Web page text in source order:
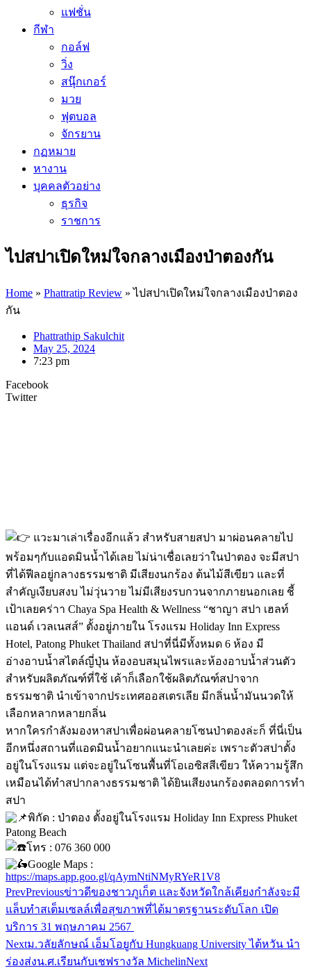
แฟชั่น
กีฬา
กอล์ฟ
วิ่ง
สนุ๊กเกอร์
มวย
ฟุตบอล
จักรยาน
กฏหมาย
หางาน
บุคคลตัวอย่าง
ธุรกิจ
ราชการ
ไปสปาเปิดใหม่ใจกลางเมืองป่าตองกัน
Home » Phattratip Review »ไปสปาเปิดใหม่ใจกลางเมืองป่าตอง
กัน
Phattrathip Sakulchit
May 25, 2024
7:23 pm
Facebook
Twitter
แวะมาเล่าเรื่องอีกแล้ว สำหรับสายสปา มาผ่อนคลายไป
พร้อมๆกับแอดมินน้ำได้เลย ไม่น่าเชื่อเลยว่าในป่าตอง จะมีสปา
ที่ได้ฟีลอยู่กลางธรรมชาติ มีเสียงนกร้อง ต้นไม้สีเขียว และที่
สำคัญเงียบสงบ ไม่วุ่นวาย ไม่มีเสียงรบกวนจากภายนอกเลย ชี้
เป้าเลยคร่าา Chaya Spa Health & Wellness “ชาญา สปา เฮลท์
แอนด์ เวลเนสส์” ตั้งอยู่ภายใน โรงแรม Holiday Inn Express
Hotel, Patong Phuket Thailand สปาที่นี่มีทั้งหมด 6 ห้อง มี
อ่างอาบน้ำสไตล์ญี่ปุ่น ห้องอบสมุนไพรและห้องอาบน้ำส่วนตัว
สำหรับผลิตภัณฑ์ที่ใช้ เค้าก็เลือกใช้ผลิตภัณฑ์สปาจาก
ธรรมชาติ นำเข้าจากประเทศออสเตรเลีย มีกลิ่นน้ำมันนวดให้
เลือกหลากหลายกลิ่น
หากใครกำลังมองหาสปาเพื่อผ่อนคลายโซนป่าตองล่ะก็ ที่นี่เป็น
อีกหนึ่งสถานที่แอดมินน้ำอยากแนะนำเลยค่ะ เพราะตัวสปาตั้ง
อยู่ในโรงแรม แต่จะอยู่ในโซนพื้นที่โอเอซิสสีเขียว ให้ความรู้สึก
เหมือนได้ทำสปากลางธรรมชาติ ได้ยินเสียงนกร้องตลอดการทำ
สปา
พิกัด : ป่าตอง ตั้งอยู่ในโรงแรม Holiday Inn Express Phuket
Patong Beach
โทร : 076 360 000
Google Maps :
https://maps.app.goo.gl/qAymNtiNMyRYeR1V8
PrevPreviousข่าวดีของชาวภูเก็ต และจังหวัดใกล้เคียงกำลังจะมี
แล็บทำสเต็มเซลล์เพื่อสุขภาพที่ได้มาตรฐานระดับโลก เปิด
บริการ 31 พฤษภาคม 2567
Nextม.วลัยลักษณ์ เอ็มโอยูกับ Hungkuang University ไต้หวัน นำ
ร่องส่งน.ศ.เรียนกับเชฟรางวัล MichelinNext